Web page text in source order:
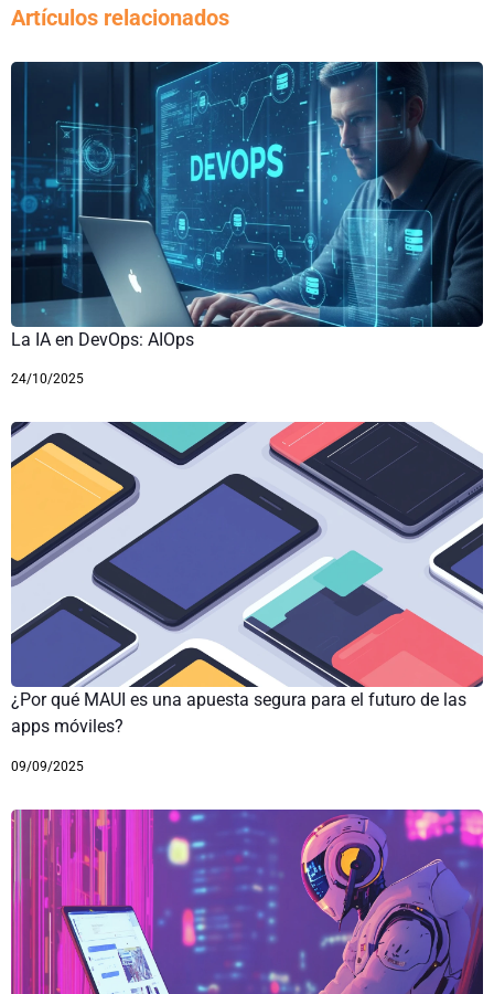
Artículos relacionados
La IA en DevOps: AIOps
24/10/2025
¿Por qué MAUI es una apuesta segura para el futuro de las
apps móviles?
09/09/2025